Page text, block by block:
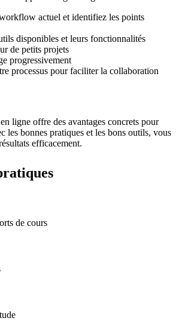
actuel et identifiez les points
disponibles et leurs fonctionnalités
de petits projets
progressivement
processus pour faciliter la collaboration
ligne offre des avantages concrets pour
les bonnes pratiques et les bons outils, vous
efficacement.
de cours